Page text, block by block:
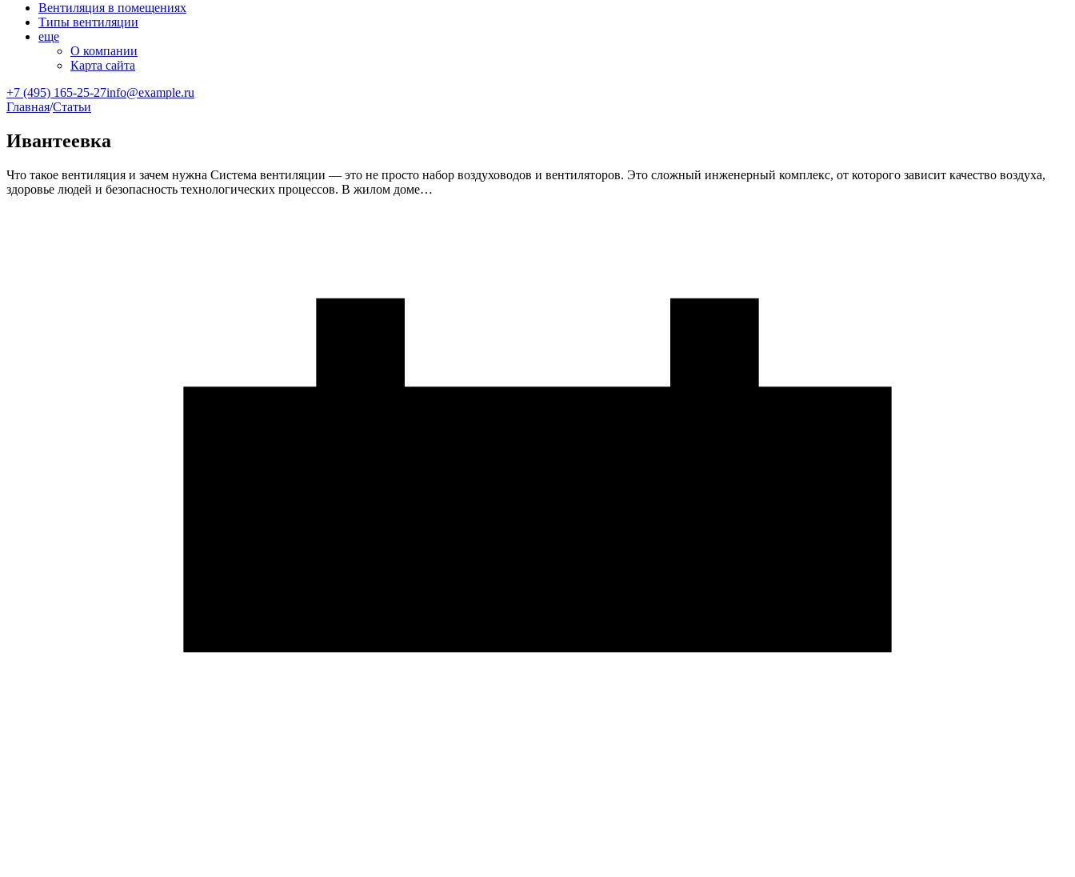
Вентиляция в помещениях
Типы вентиляции
еще
О компании
Карта сайта
+7 (495) 165-25-27info@example.ru
Главная/Статьи
Ивантеевка
Что такое вентиляция и зачем нужна Система вентиляции — это не просто набор воздуховодов и вентиляторов. Это сложный инженерный комплекс, от которого зависит качество воздуха,
здоровье людей и безопасность технологических процессов. В жилом доме…